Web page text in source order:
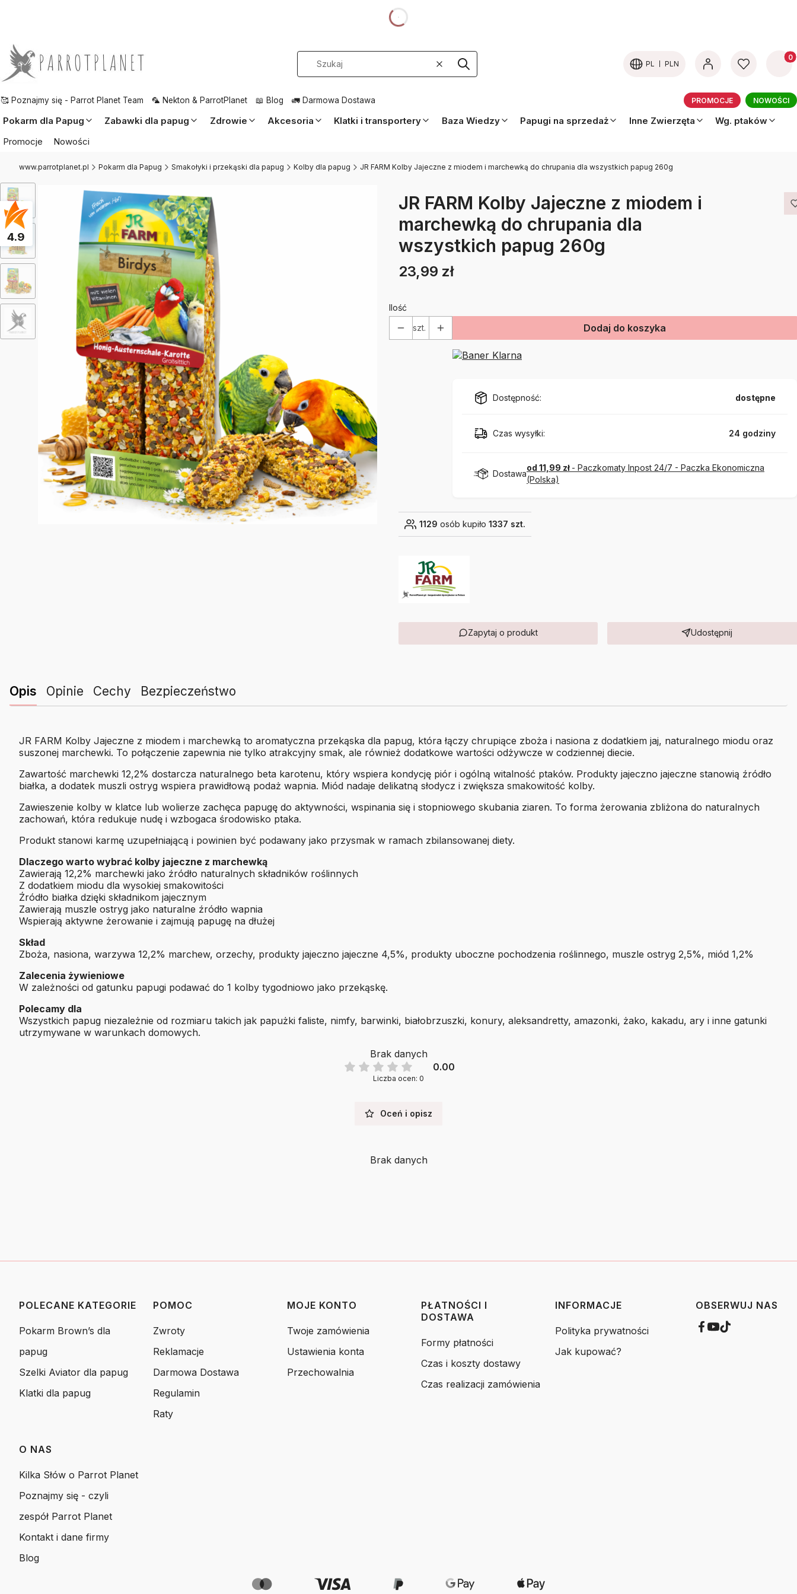
WyczyśćSzukaj PL PLN
🥰 Poznajmy się - Parrot Planet Team 🦜 Nekton & ParrotPlanet 📖 Blog 🚛 Darmowa Dostawa PROMOCJE NOWOŚCI
Pokarm dla Papug Zabawki dla papug Zdrowie Akcesoria Klatki i transportery Baza Wiedzy Papugi na sprzedaż Inne Zwierzęta
Wg. ptaków
Promocje
Nowości
www.parrotplanet.pl Pokarm dla Papug Smakołyki i przekąski dla papug Kolby dla papug JR FARM Kolby Jajeczne z miodem i marchewką do chrupania dla wszystkich papug 260g
JR FARM Kolby Jajeczne z miodem i
marchewką do chrupania dla
wszystkich papug 260g
Etykiety
Cena
23,99 zł
Ilość
szt.
Dodaj do koszyka
Dostępność: dostępne
Czas wysyłki: 24 godziny
Dostawa
od 11,99 zł - Paczkomaty Inpost 24/7 - Paczka Ekonomiczna
(Polska)
1129 osób kupiło 1337 szt.
Zapytaj o produkt Udostępnij
Opis Opinie Cechy Bezpieczeństwo
JR FARM Kolby Jajeczne z miodem i marchewką to aromatyczna przekąska dla papug, która łączy chrupiące zboża i nasiona z dodatkiem jaj, naturalnego miodu oraz
suszonej marchewki. To połączenie zapewnia nie tylko atrakcyjny smak, ale również dodatkowe wartości odżywcze w codziennej diecie.
Zawartość marchewki 12,2% dostarcza naturalnego beta karotenu, który wspiera kondycję piór i ogólną witalność ptaków. Produkty jajeczno jajeczne stanowią źródło
białka, a dodatek muszli ostryg wspiera prawidłową podaż wapnia. Miód nadaje delikatną słodycz i zwiększa smakowitość kolby.
Zawieszenie kolby w klatce lub wolierze zachęca papugę do aktywności, wspinania się i stopniowego skubania ziaren. To forma żerowania zbliżona do naturalnych
zachowań, która redukuje nudę i wzbogaca środowisko ptaka.
Produkt stanowi karmę uzupełniającą i powinien być podawany jako przysmak w ramach zbilansowanej diety.
Dlaczego warto wybrać kolby jajeczne z marchewką
Zawierają 12,2% marchewki jako źródło naturalnych składników roślinnych
Z dodatkiem miodu dla wysokiej smakowitości
Źródło białka dzięki składnikom jajecznym
Zawierają muszle ostryg jako naturalne źródło wapnia
Wspierają aktywne żerowanie i zajmują papugę na dłużej
Skład
Zboża, nasiona, warzywa 12,2% marchew, orzechy, produkty jajeczno jajeczne 4,5%, produkty uboczne pochodzenia roślinnego, muszle ostryg 2,5%, miód 1,2%
Zalecenia żywieniowe
W zależności od gatunku papugi podawać do 1 kolby tygodniowo jako przekąskę.
Polecamy dla
Wszystkich papug niezależnie od rozmiaru takich jak papużki faliste, nimfy, barwinki, białobrzuszki, konury, aleksandretty, amazonki, żako, kakadu, ary i inne gatunki
utrzymywane w warunkach domowych.
Brak danych
0.00
Liczba ocen: 0
Oceń i opisz
Brak danych
Linki w stopce
POLECANE KATEGORIE
Pokarm Brown’s dla
papug
Szelki Aviator dla papug
Klatki dla papug
POMOC
Zwroty
Reklamacje
Darmowa Dostawa
Regulamin
Raty
MOJE KONTO
Twoje zamówienia
Ustawienia konta
Przechowalnia
PŁATNOŚCI I
DOSTAWA
Formy płatności
Czas i koszty dostawy
Czas realizacji zamówienia
INFORMACJE
Polityka prywatności
Jak kupować?
O NAS
Kilka Słów o Parrot Planet
Poznajmy się - czyli
zespół Parrot Planet
Kontakt i dane firmy
Blog
OBSERWUJ NAS
4.9